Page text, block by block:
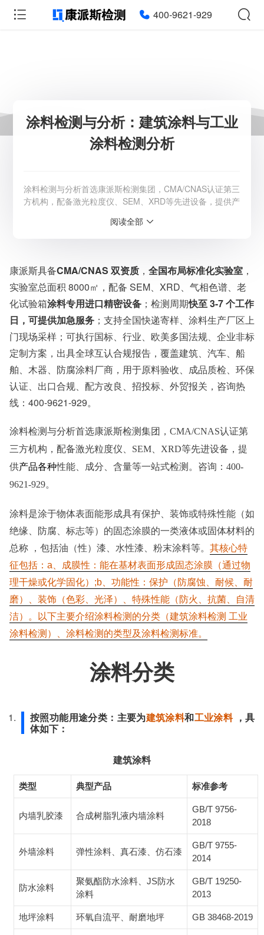
400-9621-929
涂料检测与分析：建筑涂料与工业
涂料检测分析
涂料检测与分析首选康派斯检测集团，CMA/CNAS认证第三
方机构，配备激光粒度仪、SEM、XRD等先进设备，提供产
检测周期：5-7个工作日，可加急
相关资质：可提供CMA、CNAS检测报告
服务模式：快递寄样、现场取样、人工送样
服务对象：企事业单位、高等院校、科研院所
服务方向：采购销售、竞标投标、生产研发、科研数据、诊
断优化、司法服务
检测标准：国家标准、行业标准、企业标准、地方标准、国
外标准、非标定制
阅读全部
康派斯具备CMA/CNAS 双资质 ， 全国布局标准化实验室 ，
实验室总面积 8000㎡，配备 SEM、XRD、气相色谱、老
化试验箱涂料专用进口精密设备 ；检测周期快至 3-7 个工作
日，可提供加急服务 ；支持全国快递寄样、涂料生产厂区上
门现场采样；可执行国标、行业、欧美多国法规、企业非标
定制方案，出具全球互认合规报告，覆盖建筑、汽车、船
舶、木器、防腐涂料厂商，用于原料验收、成品质检、环保
认证、出口合规、配方改良、招投标、外贸报关，咨询热
线：400-9621-929。
涂料检测与分析首选康派斯检测集团， CMA/CNAS认证第
三方机构，配备激光粒度仪、SEM、XRD等先进设备，提
供产品各种性能、成分、含量等一站式检测。咨询： 400-
9621-929。
涂料是涂于物体表面能形成具有保护、装饰或特殊性能（如
绝缘、防腐、标志等）的固态涂膜的一类液体或固体材料的
总称 ， 包括油（性）漆、水性漆、粉末涂料等。 其核心特
征包括： a、
成膜性：能在基材表面形成固态涂膜（通过物
理干燥或化学固化） ;b、 功能性：保护（防腐蚀、耐候、耐
磨）
装饰（色彩、光泽）
特殊性能（防火、抗菌、自清
洁）。以下主要介绍涂料检测的分类（建筑涂料检测 工业
涂料检测）、涂料检测的类型及涂料检测标准。
涂料分类
按照功能用途分类：主要为建筑涂料和工业涂料
，具
体如下：
建筑涂料
类型 典型产品 标准参考
内墙乳胶漆 合成树脂乳液内墙涂料
GB/T 9756-
2018
外墙涂料 弹性涂料、真石漆、仿石漆
GB/T 9755-
2014
防水涂料
聚氨酯防水涂料、JS防水
涂料
GB/T 19250-
2013
地坪涂料 环氧自流平、耐磨地坪 GB 38468-2019